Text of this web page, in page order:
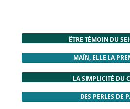
ÊTRE TÉMOIN DU
MAÏN, ELLE LA
LA SIMPLICITÉ DU
DES PERLES DE